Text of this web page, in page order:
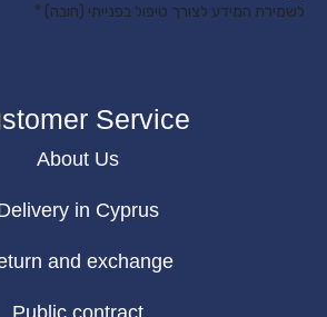
לשמירת המידע לצורך טיפול בפנייתי (חובה) *
Service
About Us
in Cyprus
and exchange
Public contract